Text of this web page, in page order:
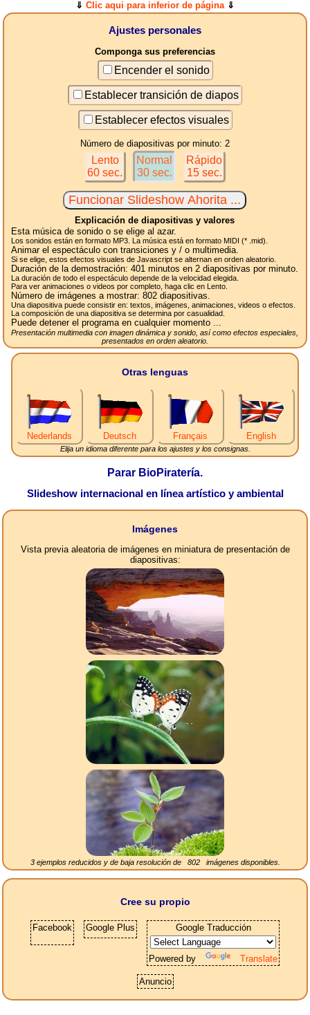
⇓ Clic aqui para inferior de página⇓
Ajustes personales
Componga sus preferencias
Encender el sonido
Establecer transición de diapos
Establecer efectos visuales
Número de diapositivas por minuto: 2
Lento
60 sec.
Normal
30 sec.
Rápido
15 sec.
Explicación de diapositivas y valores
Esta música de sonido o se elige al azar.
Los sonidos están en formato MP3. La música está en formato MIDI (* .mid).
Animar el espectáculo con transiciones y / o multimedia.
Si se elige, estos efectos visuales de Javascript se alternan en orden aleatorio.
Duración de la demostración:401 minutos en 2diapositivas por minuto.
La duración de todo el espectáculo depende de la velocidad elegida.
Para ver animaciones o videos por completo, haga clic en Lento.
Número de imágenes a mostrar:802 diapositivas.
Una diapositiva puede consistir en: textos, imágenes, animaciones, videos o efectos.
La composición de una diapositiva se determina por casualidad.
Puede detener el programa en cualquier momento ...
Presentación multimedia con imagen dinámica y sonido, así como efectos especiales,
presentados en orden aleatorio.
Otras lenguas
Nederlands Deutsch Français English
Elija un idioma diferente para los ajustes y los consignas.
Parar BioPiratería.
Slideshow internacional en línea artístico y ambiental
Imágenes
Vista previa aleatoria de imágenes en miniatura de presentación de
diapositivas:
3 ejemplos reducidos y de baja resolución de 802imágenes disponibles.
Cree su propio
Facebook Google Plus Google Traducción
Powered by Translate
Anuncio